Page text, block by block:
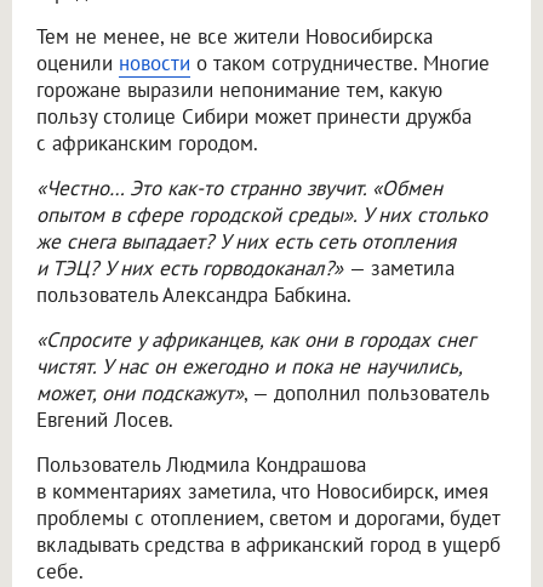
Тем не менее, не все жители Новосибирска
оценили новости о таком сотрудничестве. Многие
горожане выразили непонимание тем, какую
пользу столице Сибири может принести дружба
с африканским городом.
«Честно… Это как-то странно звучит. «Обмен
опытом в сфере городской среды». У них столько
же снега выпадает? У них есть сеть отопления
и ТЭЦ? У них есть горводоканал?» — заметила
пользователь Александра Бабкина.
«Спросите у африканцев, как они в городах снег
чистят. У нас он ежегодно и пока не научились,
может, они подскажут», — дополнил пользователь
Евгений Лосев.
Пользователь Людмила Кондрашова
в комментариях заметила, что Новосибирск, имея
проблемы с отоплением, светом и дорогами, будет
вкладывать средства в африканский город в ущерб
себе.